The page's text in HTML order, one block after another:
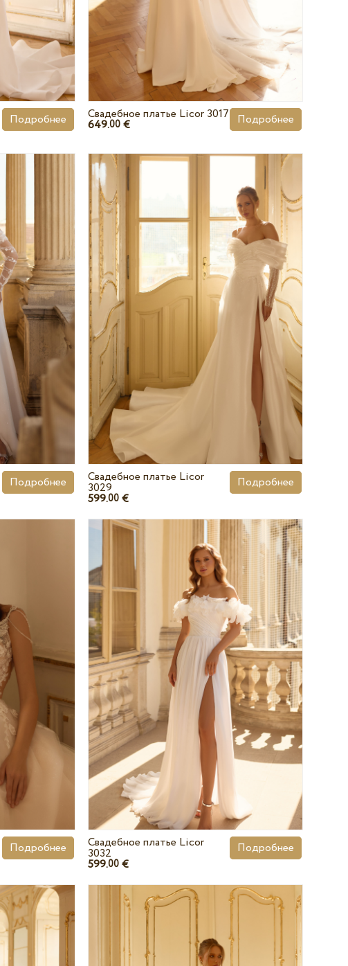
Подробнее Свадебное платье Licor 3017
649.00€ Подробнее
Подробнее Свадебное платье Licor
3029
599.00€
Подробнее
Подробнее Свадебное платье Licor
3032
599.00€
Подробнее